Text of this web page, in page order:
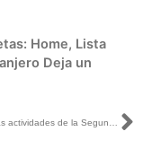
Home, Lista
Deja un